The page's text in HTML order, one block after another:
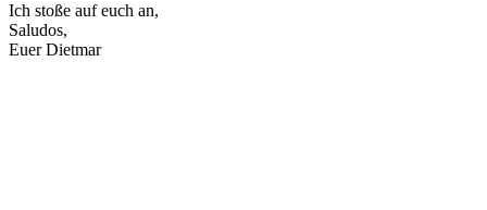
Ich stoße auf euch an,
Saludos,
Euer Dietmar